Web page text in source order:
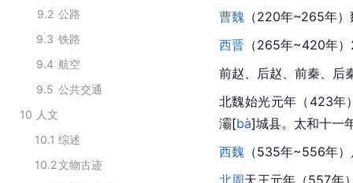
9.2 公路
9.3 铁路
9.4 航空
9.5 公共交通
10 人文
10.1 综述
10.2文物古迹
曹魏 （220年~265年
西晋 （265年~420年
前赵、后赵、前秦、后
北魏始光元年（423年
灞[bà]城县。太和十一
西魏 （535年~556年
北周天王元年（557年